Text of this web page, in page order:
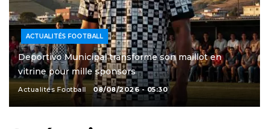
ACTUALITÉS FOOTBALL
Deportivo Municipal transforme son maillot en
vitrine pour mille sponsors
Actualités Football 08/08/2026 - 05:30